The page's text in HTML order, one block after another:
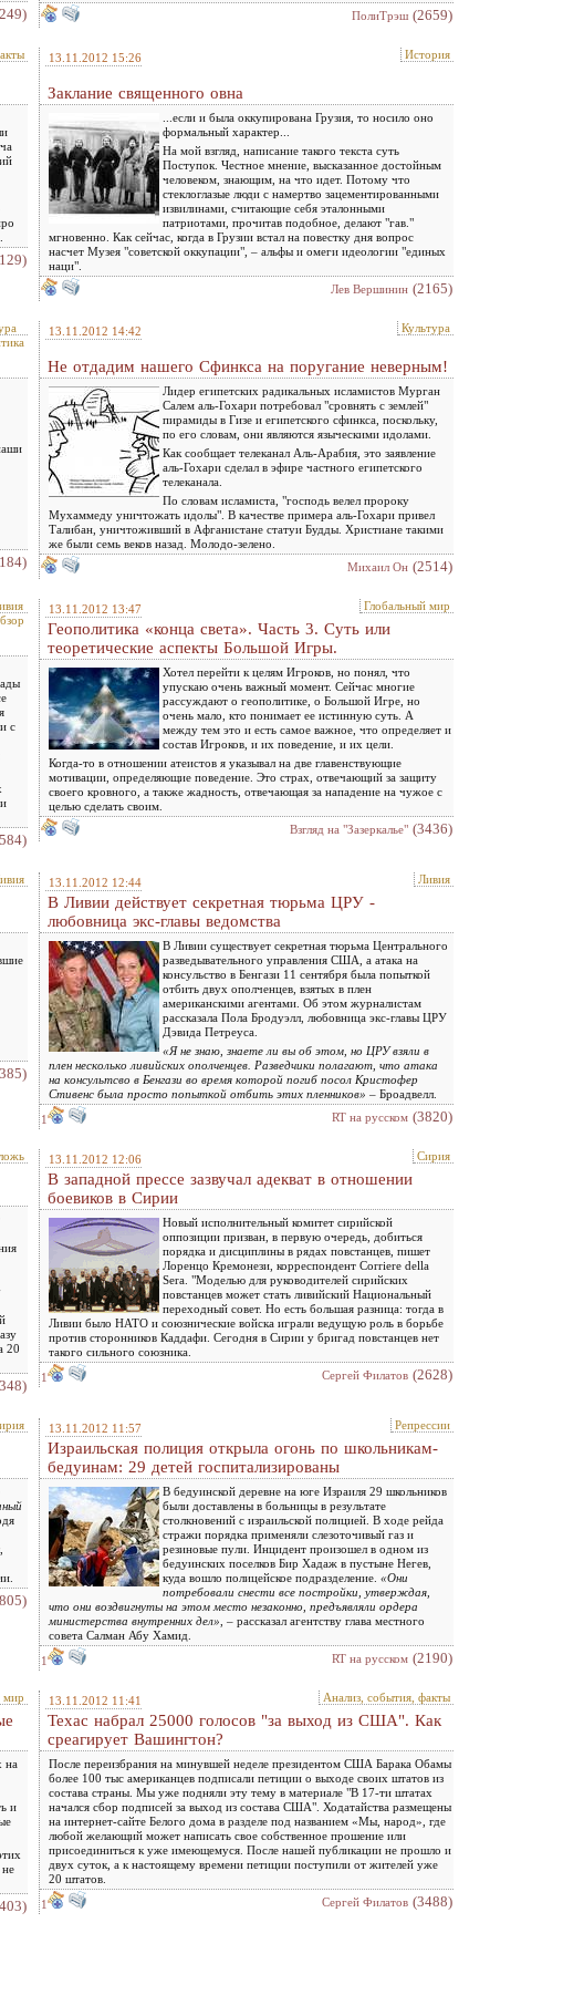
ПолиТрэш (2659)
13.11.2012 15:26 История
Заклание священного овна
...если и была оккупирована Грузия, то носило оно
формальный характер...
На мой взгляд, написание такого текста суть
Поступок. Честное мнение, высказанное достойным
человеком, знающим, на что идет. Потому что
стеклоглазые люди с намертво зацементированными
извилинами, считающие себя эталонными
патриотами, прочитав подобное, делают "гав."
мгновенно. Как сейчас, когда в Грузии встал на повестку дня вопрос
насчет Музея "советской оккупации", – альфы и омеги идеологии "единых
наци".
Лев Вершинин (2165)
13.11.2012 14:42 Культура
Не отдадим нашего Сфинкса на поругание неверным!
Лидер египетских радикальных исламистов Мурган
Салем аль-Гохари потребовал "сровнять с землей"
пирамиды в Гизе и египетского сфинкса, поскольку,
по его словам, они являются языческими идолами.
Как сообщает телеканал Аль-Арабия, это заявление
аль-Гохари сделал в эфире частного египетского
телеканала.
По словам исламиста, "господь велел пророку
Мухаммеду уничтожать идолы". В качестве примера аль-Гохари привел
Талибан, уничтоживший в Афганистане статуи Будды. Христиане такими
же были семь веков назад. Молодо-зелено.
Михаил Он (2514)
с
13.11.2012 13:47 Глобальный мир
Геополитика «конца света». Часть 3. Суть или
теоретические аспекты Большой Игры.
Хотел перейти к целям Игроков, но понял, что
упускаю очень важный момент. Сейчас многие
рассуждают о геополитике, о Большой Игре, но
очень мало, кто понимает ее истинную суть. А
между тем это и есть самое важное, что определяет и
состав Игроков, и их поведение, и их цели.
Когда-то в отношении атеистов я указывал на две главенствующие
мотивации, определяющие поведение. Это страх, отвечающий за защиту
своего кровного, а также жадность, отвечающая за нападение на чужое с
целью сделать своим.
Взгляд на "Зазеркалье" (3436)
13.11.2012 12:44 Ливия
В Ливии действует секретная тюрьма ЦРУ -
любовница экс-главы ведомства
В Ливии существует секретная тюрьма Центрального
разведывательного управления США, а атака на
консульство в Бенгази 11 сентября была попыткой
отбить двух ополченцев, взятых в плен
американскими агентами. Об этом журналистам
рассказала Пола Бродуэлл, любовница экс-главы ЦРУ
Дэвида Петреуса.
«Я не знаю, знаете ли вы об этом, но ЦРУ взяли в
плен несколько ливийских ополченцев. Разведчики полагают, что атака
на консультсво в Бенгази во время которой погиб посол Кристофер
Стивенс была просто попыткой отбить этих пленников» – Броадвелл.
1
RT на русском (3820)
20
13.11.2012 12:06 Сирия
В западной прессе зазвучал адекват в отношении
боевиков в Сирии
Новый исполнительный комитет сирийской
оппозиции призван, в первую очередь, добиться
порядка и дисциплины в рядах повстанцев, пишет
Лоренцо Кремонези, корреспондент Corriere della
Sera. "Моделью для руководителей сирийских
повстанцев может стать ливийский Национальный
переходный совет. Но есть большая разница: тогда в
Ливии было НАТО и союзнические войска играли ведущую роль в борьбе
против сторонников Каддафи. Сегодня в Сирии у бригад повстанцев нет
такого сильного союзника.
1
Сергей Филатов (2628)
13.11.2012 11:57 Репрессии
Израильская полиция открыла огонь по школьникам-
бедуинам: 29 детей госпитализированы
В бедуинской деревне на юге Израиля 29 школьников
были доставлены в больницы в результате
столкновений с израильской полицией. В ходе рейда
стражи порядка применяли слезоточивый газ и
резиновые пули. Инцидент произошел в одном из
бедуинских поселков Бир Хадаж в пустыне Негев,
куда вошло полицейское подразделение. «Они
потребовали снести все постройки, утверждая,
что они воздвигнуты на этом место незаконно, предъявляли ордера
министерства внутренних дел» , – рассказал агентству глава местного
совета Салман Абу Хамид.
1
RT на русском (2190)
мир
на
и
13.11.2012 11:41 Анализ, события, факты
Техас набрал 25000 голосов "за выход из США". Как
среагирует Вашингтон?
После переизбрания на минувшей неделе президентом США Барака Обамы
более 100 тыс американцев подписали петиции о выходе своих штатов из
состава страны. Мы уже подняли эту тему в материале "В 17-ти штатах
начался сбор подписей за выход из состава США". Ходатайства размещены
на интернет-сайте Белого дома в разделе под названием «Мы, народ», где
любой желающий может написать свое собственное прошение или
присоединиться к уже имеющемуся. После нашей публикации не прошло и
двух суток, а к настоящему времени петиции поступили от жителей уже
20 штатов.
1
Сергей Филатов (3488)